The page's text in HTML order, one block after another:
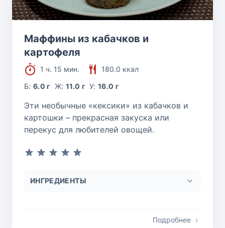
Маффины из кабачков и
картофеля
1 ч. 15 мин.
180.0 ккал
Б:6.0 г Ж: 11.0 г У:16.0 г
Эти необычные «кексики» из кабачков и
картошки – прекрасная закуска или
перекус для любителей овощей.
ИНГРЕДИЕНТЫ
Подробнее